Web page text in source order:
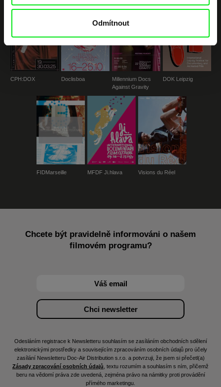
Odmítnout
CPH:DOX Doclisboa
Millennium Docs
Against Gravity
DOK Leipzig
FIDMarseille MFDF Ji.hlava Visions du Réel
Chcete být pravidelně informováni o našem
filmovém programu?
Odesláním registrace k Newsletteru souhlasím se zasíláním obchodních sdělení
elektronickými prostředky a souvisejícím zpracováním osobních údajů pro účely
zasílání Newsletteru Doc-Air Distribution s.r.o. a potvrzuji, že jsem si přečetl(a)
Zásady zpracování osobních údajů , textu rozumím a souhlasím s ním, přičemž
beru na vědomí práva zde uvedená, zejména právo na námitky proti provádění
přímého marketingu.